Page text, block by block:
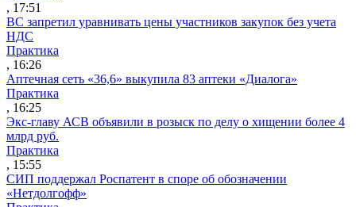
, 17:51
ВС запретил уравнивать цены участников закупок без учета
НДС
Практика
, 16:26
Аптечная сеть «36,6» выкупила 83 аптеки «Диалога»
Практика
, 16:25
Экс-главу АСВ объявили в розыск по делу о хищении более 4
млрд руб.
Практика
, 15:55
СИП поддержал Роспатент в споре об обозначении
«Нетдолгофф»